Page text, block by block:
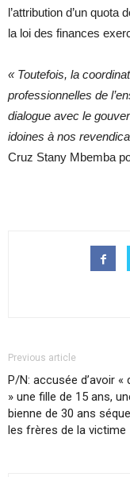
l’attribution d’un
la loi des finances
« Toutefois, la
professionnelles de
dialogue avec le
idoines à nos
Cruz Stany Mbemba
Previous article
P/​N: ac­cu­sée d’avoir «
» une fille de 15 ans,
bienne de 30 ans
les frères de la vic­time